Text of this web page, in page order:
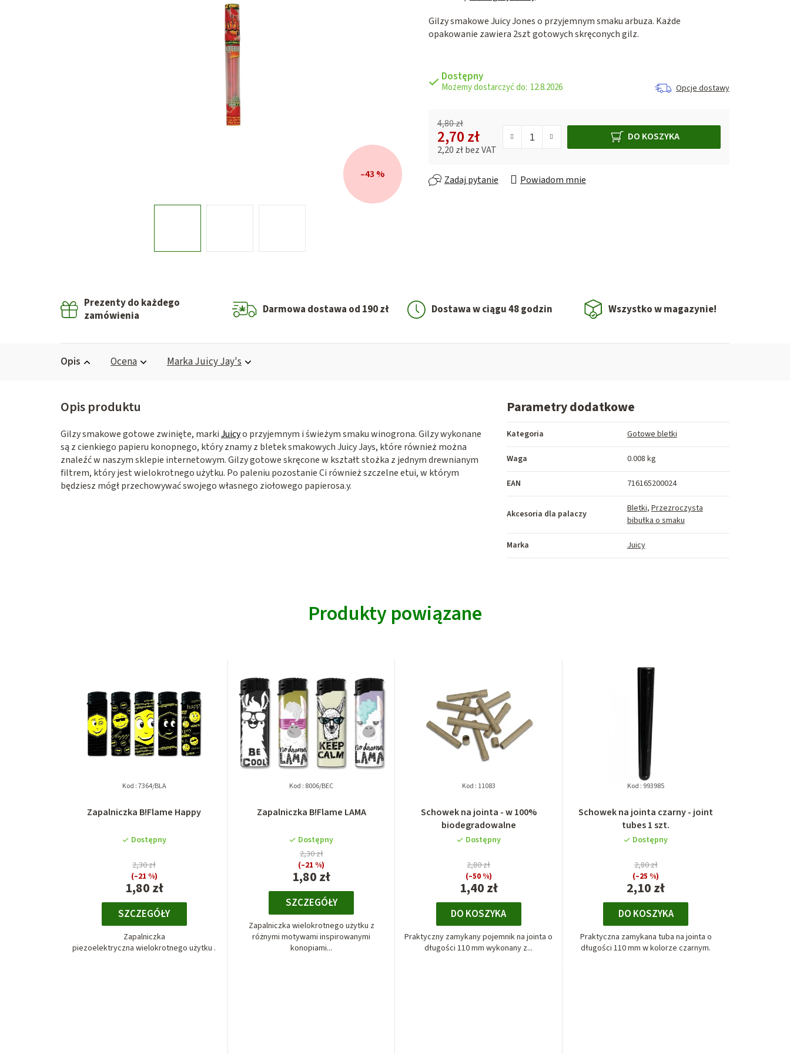
produktu
wynosi
gwiazdek.
Gilzy smakowe Juicy Jones o przyjemnym smaku arbuza. Każde
opakowanie zawiera 2szt gotowych skręconych gilz.
Dostępny
12.8.2026 Opcje dostawy
4,80 zł
2,70 zł
2,20 zł bez VAT
DO KOSZYKA
Zadaj pytanie Powiadom mnie
–43 %
Prezenty do każdego
zamówienia
Darmowa dostawa od 190 zł Dostawa w ciągu 48 godzin Wszystko w magazynie!
Opis Ocena MarkaJuicy Jay's
Gilzy smakowe gotowe zwinięte, markiJuicyo przyjemnym i świeżym smaku winogrona. Gilzy wykonane
są z cienkiego papieru konopnego, który znamy z bletek smakowych Juicy Jays, które również można
znaleźć w naszym sklepie internetowym. Gilzy gotowe skręcone w kształt stożka z jednym drewnianym
filtrem, który jest wielokrotnego użytku. Po paleniu pozostanie Ci również szczelne etui, w którym
będziesz mógł przechowywać swojego własnego ziołowego papierosa.y.
Parametry dodatkowe
Kategoria Gotowe bletki
Waga 0.008 kg
EAN 716165200024
Akcesoria dla palaczy Bletki,Przezroczysta
bibułka o smaku
Marka Juicy
Produkty powiązane
Zapalniczka B!Flame Happy
Dostępny
1,80 zł
2,30 zł
(–21 %)
SZCZEGÓŁY
Zapalniczka
piezoelektryczna wielokrotnego użytku .
Kod :7364/BLA
Zapalniczka B!Flame LAMA
Dostępny
1,80 zł
2,30 zł
(–21 %)
SZCZEGÓŁY
Zapalniczka wielokrotnego użytku z
różnymi motywami inspirowanymi
konopiami...
Kod : 8006/BEC
Schowek na jointa - w 100%
biodegradowalne
Dostępny
1,40 zł
2,80 zł
(–50 %)
DO KOSZYKA
Praktyczny zamykany pojemnik na jointa o
długości 110 mm wykonany z...
Kod : 11083
Schowek na jointa czarny - joint
tubes 1 szt.
Dostępny
2,10 zł
2,80 zł
(–25 %)
DO KOSZYKA
Praktyczna zamykana tuba na jointa o
długości 110 mm w kolorze czarnym.
Kod : 993985